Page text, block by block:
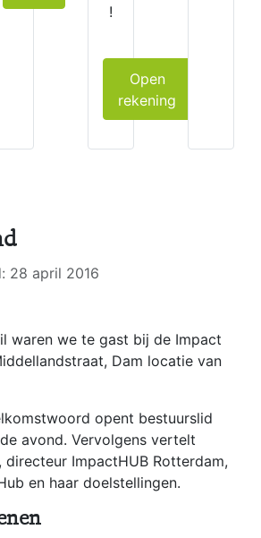
!
Open
rekening
28 april 2016
waren we te gast bij de Impact
Dam locatie van
opent bestuurslid
avond. Vervolgens vertelt
directeur ImpactHUB Rotterdam,
en haar doelstellingen.